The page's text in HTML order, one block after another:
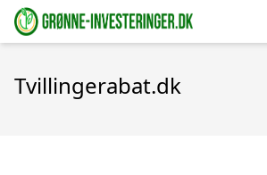
Tvillingerabat.dk